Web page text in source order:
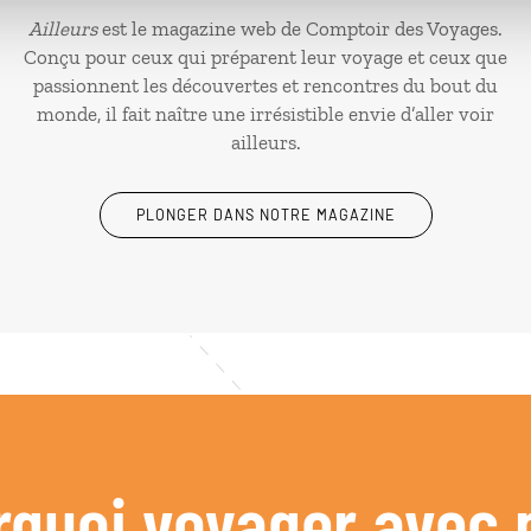
Ailleursest le magazine web de Comptoir des Voyages.
Conçu pour ceux qui préparent leur voyage et ceux que
passionnent les découvertes et rencontres du bout du
monde, il fait naître une irrésistible envie d’aller voir
ailleurs.
PLONGER DANS NOTRE MAGAZINE